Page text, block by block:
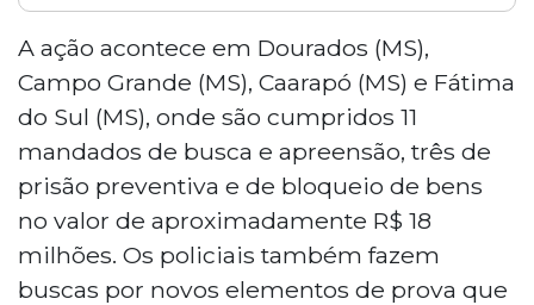
PF e Gaeco deflagram segunda fase da
operação Audácia no Mato Grosso do Sul,
investigando tráfico de drogas e lavagem
de dinheiro com possível envolvimento
de servidores públicos. A ação ocorre em
quatro cidades e inclui 11 buscas, três
prisões preventivas e bloqueio de bens de
R$ 18 milhões. O caso teve início com a
prisão de um advogado transportando R$
100 mil em espécie.
A ação acontece em Dourados (MS),
Campo Grande (MS), Caarapó (MS) e Fátima
do Sul (MS), onde são cumpridos 11
mandados de busca e apreensão, três de
prisão preventiva e de bloqueio de bens
no valor de aproximadamente R$ 18
milhões. Os policiais também fazem
buscas por novos elementos de prova que